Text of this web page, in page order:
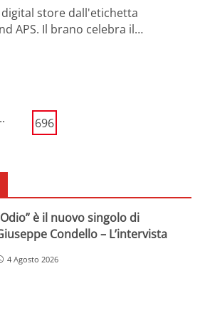
store dall'etichetta
APS. Il brano celebra il…
696
è il nuovo singolo di
Condello – L’intervista
4 Agosto 2026